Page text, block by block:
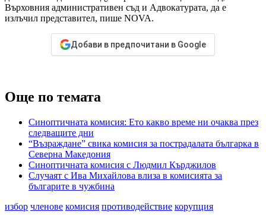
Върховния административен съд и Адвокатурата, да е
излъчил представител, пише NOVA.
Добави в предпочитани в Google
Още по темата
Синоптичната комисия: Ето какво време ни очаква през
следващите дни
“Възраждане” свика комисия за пострадалата българка в
Северна Македония
Синоптичната комисия с Людмил Кърджилов
Случаят с Ива Михайлова влиза в комисията за
българите в чужбина
избор членове комисия противодействие корупция